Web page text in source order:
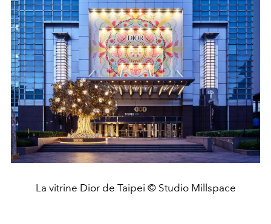
La vitrine Dior de Taipei © Studio Millspace